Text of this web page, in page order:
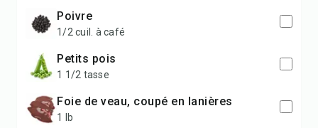
poivre
1/2 cuil. à café
petits pois
1 1/2 tasse
foie de veau, coupé en lanières
1 lb